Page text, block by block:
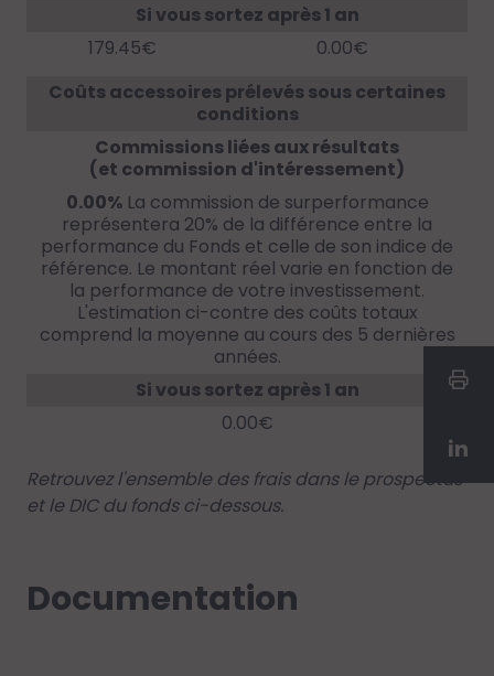
Si vous sortez après 1 an
179.45€
0.00€
Coûts accessoires prélevés sous certaines
conditions
Commissions liées aux résultats
(et commission d'intéressement)
0.00%La commission de surperformance
représentera 20% de la différence entre la
performance du Fonds et celle de son indice de
référence. Le montant réel varie en fonction de
la performance de votre investissement.
L'estimation ci-contre des coûts totaux
comprend la moyenne au cours des 5 dernières
années.
Si vous sortez après 1 an
0.00€
Retrouvez l'ensemble des frais dans le prospectus
et le DIC du fonds ci-dessous.
Documentation